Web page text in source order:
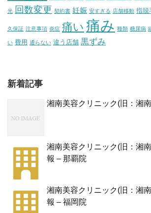
光 回数変更 契約書 妊娠 安すぎる 店舗移動 指脱
久保証 注意事項 炎症 痛い 痛み 種類 糖尿病
い 費用 通らない 違う店舗 黒ずみ
新着記事
湘南美容クリニック(旧：湘
湘南美容クリニック(旧：湘
報 – 那覇院
湘南美容クリニック(旧：湘
報 – 福岡院